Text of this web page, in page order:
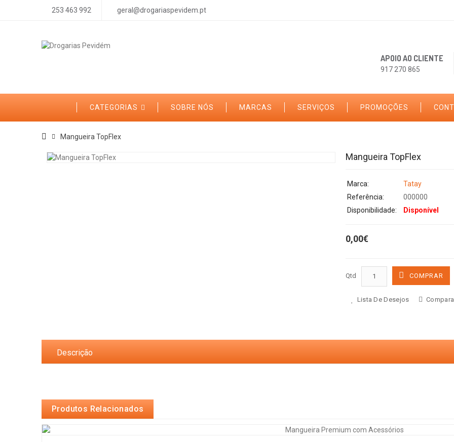
253 463 992 geral@drogariaspevidem.pt
APOIO AO CLIENTE
917 270 865
CATEGORIAS SOBRE NÓS MARCAS SERVIÇOS PROMOÇÕES
Mangueira TopFlex
Mangueira TopFlex
Marca:
Tatay
Referência:
000000
Disponibilidade:
Disponível
0,00€
Qtd COMPRAR
Lista De Desejos
Descrição
Produtos Relacionados